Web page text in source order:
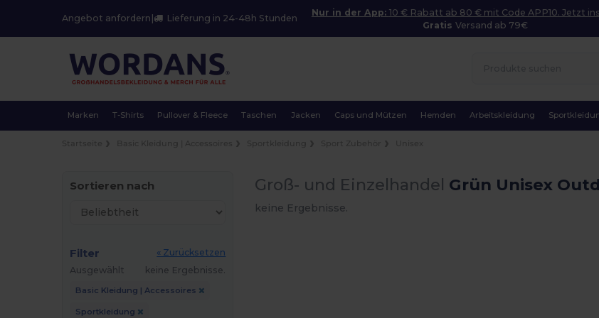
Angebot anfordern Lieferung in 24-48h Stunden
Nur in der App: 10 € Rabatt ab 80 € mit Code APP10. Jetzt
GratisVersand ab 79€
Marken T-Shirts Pullover & Fleece Taschen Jacken Caps und Mützen Hemden Arbeitskleidung
Sortieren nach
Filter
« Zurücksetzen
Ausgewählt
keine Ergebnisse.
Basic Kleidung | Accessoires
Sportkleidung
Groß- und Einzelhandel Grün Unisex
keine Ergebnisse.